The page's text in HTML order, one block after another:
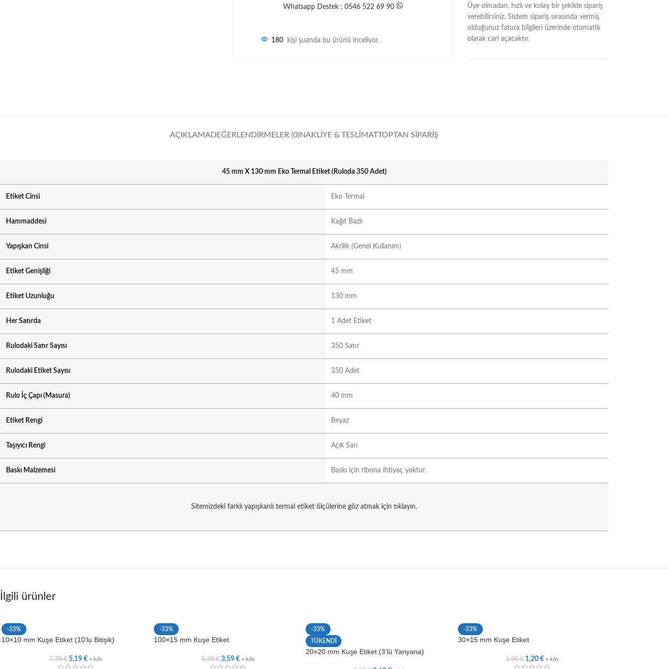
Whatsapp Destek : 0546 522 69 90
180 kişi şuanda bu ürünü inceliyor.
Üye olmadan, hızlı ve kolay bir şekilde sipariş
verebilirsiniz. Sistem sipariş sırasında vermiş
olduğunuz fatura bilgileri üzerinde otomatik
olarak cari açacaktır.
AÇIKLAMA DEĞERLENDIRMELER (0)NAKLIYE & TESLIMATTOPTAN SIPARIŞ
45 mm X 130 mm Eko Termal Etiket (Ruloda 350 Adet)
Etiket Cinsi Eko Termal
Hammaddesi Kağıt Bazlı
Yapışkan Cinsi Akrilik (Genel Kullanım)
Etiket Genişliği 45 mm
Etiket Uzunluğu 130 mm
Her Satırda 1 Adet Etiket
Rulodaki Satır Sayısı 350 Satır
Rulodaki Etiket Sayısı 350 Adet
Rulo İç Çapı (Masura) 40 mm
Etiket Rengi Beyaz
Taşıyıcı Rengi Açık Sarı
Baskı Malzemesi Baskı için ribona ihtiyaç yoktur.
Sitemizdeki farklı yapışkanlı termal etiket ölçülerine göz atmak için tıklayın.
İlgili ürünler
-33%
10×10 mm Kuşe Etiket (10’lu Bitişik)
7,78€ 5,19€ + kdv
-33%
100×15 mm Kuşe Etiket
5,39€ 3,59 € + kdv
-33%
TÜKENDİ
20×20 mm Kuşe Etiket (3’lü Yanyana)
-33%
30×15 mm Kuşe Etiket
1,80€ 1,20 € + kdv